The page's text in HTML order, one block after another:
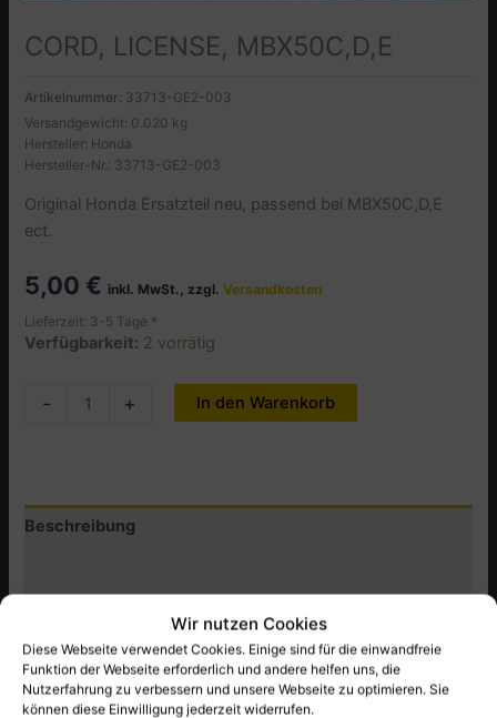
Wir nutzen Cookies
Diese Webseite verwendet Cookies. Einige sind für die einwandfreie
Funktion der Webseite erforderlich und andere helfen uns, die
Nutzerfahrung zu verbessern und unsere Webseite zu optimieren. Sie
können diese Einwilligung jederzeit widerrufen.
CORD, LICENSE, MBX50C,D,E
Artikelnummer: 33713-GE2-003
Versandgewicht: 0.020 kg
Hersteller: Honda
Hersteller-Nr.: 33713-GE2-003
Original Honda Ersatzteil neu, passend bei MBX50C,D,E
ect.
5,00 € inkl. MwSt., zzgl.Versandkosten
Lieferzeit: 3-5 Tage *
Verfügbarkeit: 2 vorrätig
- + In den Warenkorb
Beschreibung
Original Honda Ersatzteil neu, passend bei MBX50C,D,E
ect.